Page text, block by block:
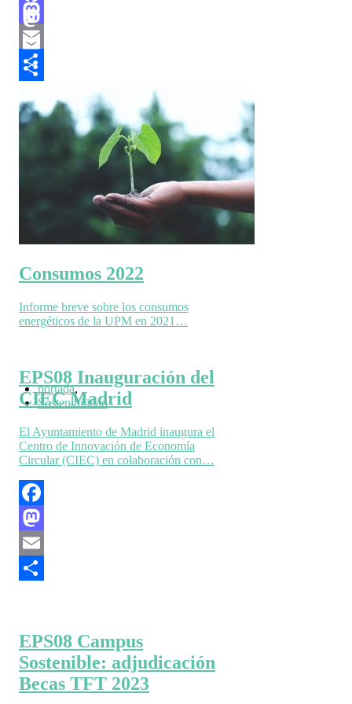
Facebook
Mastodon
Email
Facebook
Mastodon
Email
Consumos 2022
Informe breve sobre los consumos
energéticos de la UPM en 2021…
portada,
Sostenibilidad
EPS08 Inauguración del
CIEC Madrid
El Ayuntamiento de Madrid inaugura el
Centro de Innovación de Economía
Circular (CIEC) en colaboración con…
Facebook
Mastodon
Email
EPS08 Campus
Sostenible: adjudicación
Becas TFT 2023